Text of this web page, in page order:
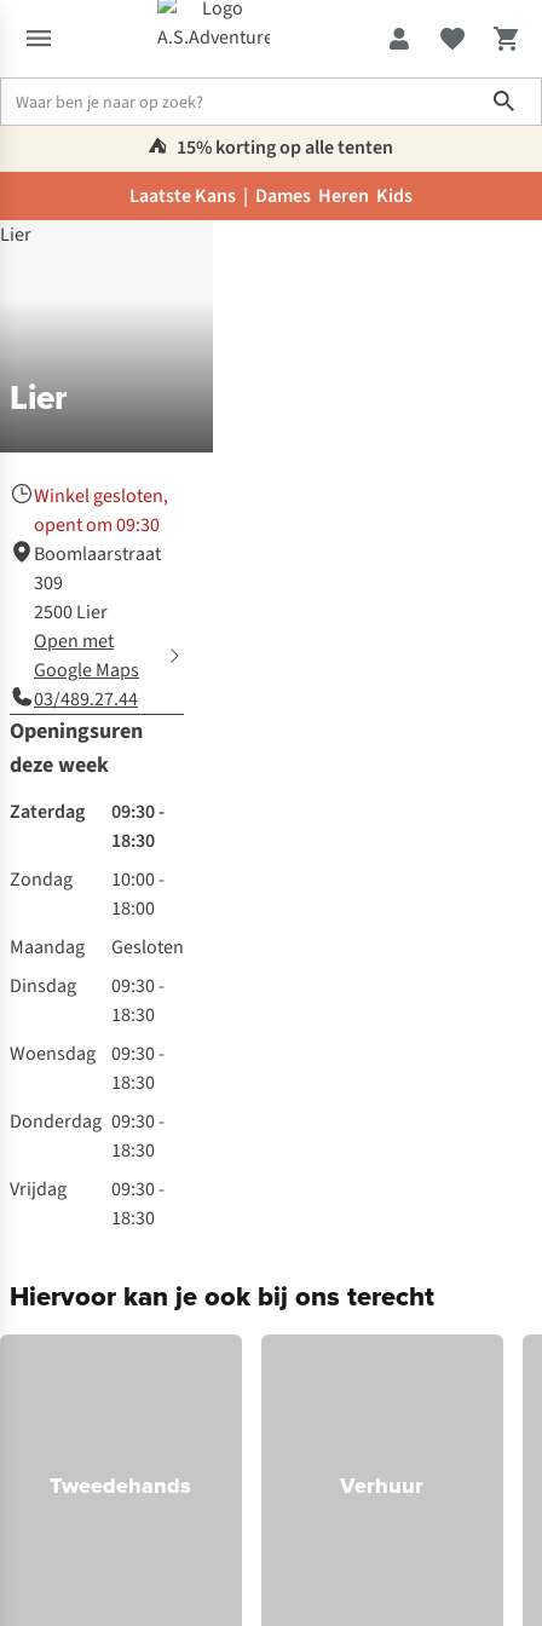
⛺️ 15% korting op alle tenten
Laatste Kans | Dames Heren Kids
Winkels
Lier
Winkel gesloten,
opent om 09:30
Boomlaarstraat
309
2500 Lier
Open met
Google Maps
03/489.27.44
Openingsuren
deze week
Zaterdag
09:30 -
18:30
Zondag
10:00 -
18:00
Maandag
Gesloten
Dinsdag
09:30 -
18:30
Woensdag 09:30 -
18:30
Donderdag 09:30 -
18:30
Vrijdag
09:30 -
18:30
Hiervoor kan je ook bij ons terecht
Tweedehands Verhuur